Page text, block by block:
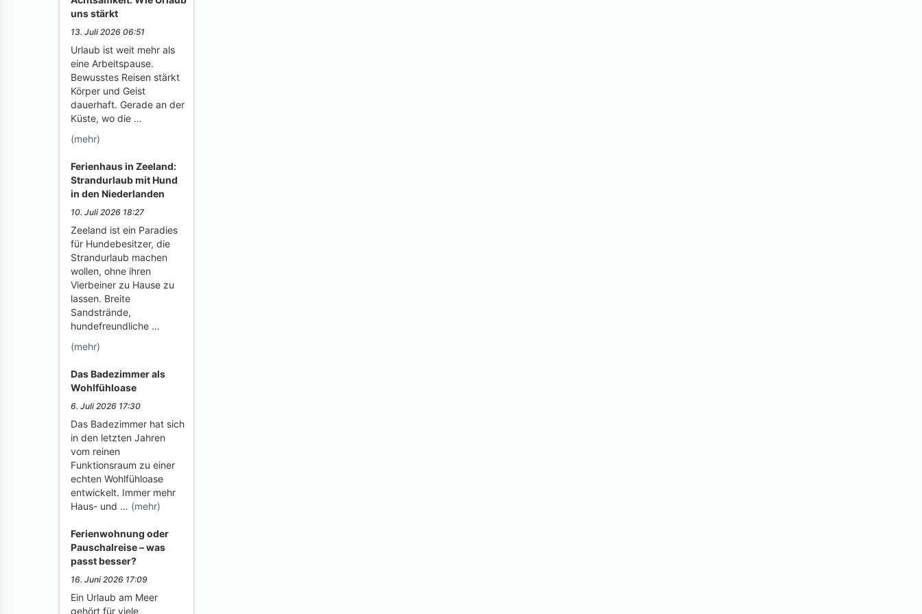
uns stärkt
13. Juli 2026 06:51
Urlaub ist weit mehr als
eine Arbeitspause.
Bewusstes Reisen stärkt
Körper und Geist
dauerhaft. Gerade an der
Küste, wo die …
(mehr)
Ferienhaus in Zeeland:
Strandurlaub mit Hund
in den Niederlanden
10. Juli 2026 18:27
Zeeland ist ein Paradies
für Hundebesitzer, die
Strandurlaub machen
wollen, ohne ihren
Vierbeiner zu Hause zu
lassen. Breite
Sandstrände,
hundefreundliche …
(mehr)
Das Badezimmer als
Wohlfühloase
6. Juli 2026 17:30
Das Badezimmer hat sich
in den letzten Jahren
vom reinen
Funktionsraum zu einer
echten Wohlfühloase
entwickelt. Immer mehr
Haus- und … (mehr)
Ferienwohnung oder
Pauschalreise – was
passt besser?
16. Juni 2026 17:09
Ein Urlaub am Meer
gehört für viele